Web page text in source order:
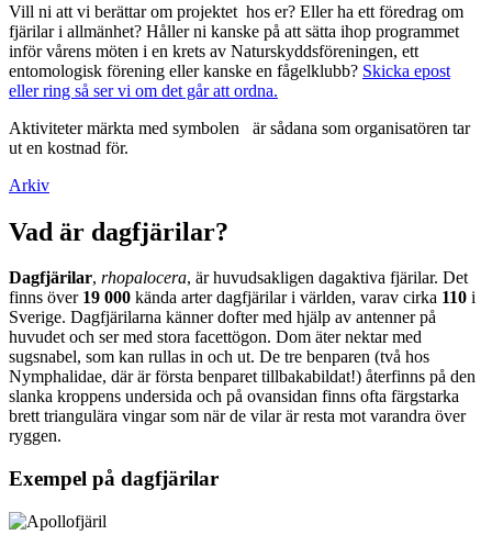
Vill ni att vi berättar om projektet hos er? Eller ha ett föredrag om
fjärilar i allmänhet? Håller ni kanske på att sätta ihop programmet
inför vårens möten i en krets av Naturskyddsföreningen, ett
entomologisk förening eller kanske en fågelklubb? Skicka epost
eller ring så ser vi om det går att ordna.
Aktiviteter märkta med symbolen
är sådana som organisatören tar
ut en kostnad för.
Arkiv
Vad är dagfjärilar?
Dagfjärilar, rhopalocera, är huvudsakligen dagaktiva fjärilar. Det
finns över 19 000 kända arter dagfjärilar i världen, varav cirka 110 i
Sverige. Dagfjärilarna känner dofter med hjälp av antenner på
huvudet och ser med stora facettögon. Dom äter nektar med
sugsnabel, som kan rullas in och ut. De tre benparen (två hos
Nymphalidae, där är första benparet tillbakabildat!) återfinns på den
slanka kroppens undersida och på ovansidan finns ofta färgstarka
brett triangulära vingar som när de vilar är resta mot varandra över
ryggen.
Exempel på dagfjärilar